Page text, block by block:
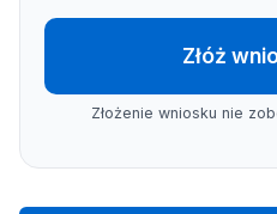
Złóż
Złożenie wniosku nie